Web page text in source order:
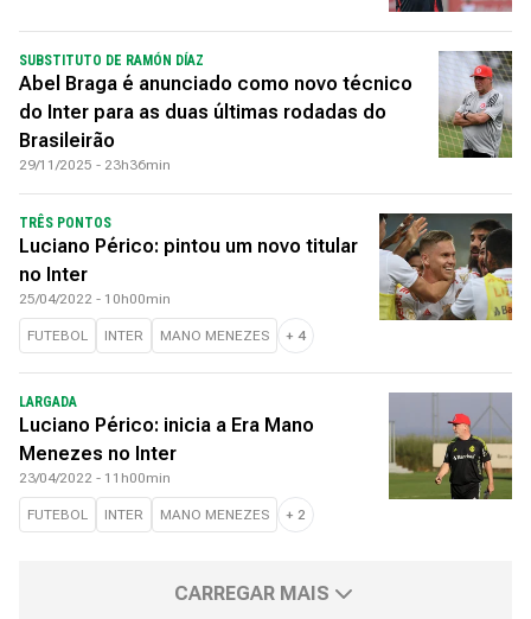
SUBSTITUTO DE RAMÓN DÍAZ
Abel Braga é anunciado como novo técnico
do Inter para as duas últimas rodadas do
Brasileirão
29/11/2025 - 23h36min
TRÊS PONTOS
Luciano Périco: pintou um novo titular
no Inter
25/04/2022 - 10h00min
FUTEBOL INTER MANO MENEZES + 4
LARGADA
Luciano Périco: inicia a Era Mano
Menezes no Inter
23/04/2022 - 11h00min
FUTEBOL INTER MANO MENEZES + 2
CARREGAR MAIS